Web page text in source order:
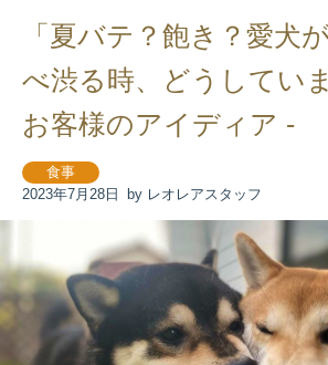
「夏バテ？飽き？愛犬
べ渋る時、どうしてい
お客様のアイディア -
食事
2023年7月28日
by レオレアスタッフ